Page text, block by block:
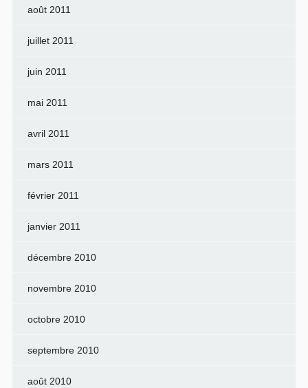
août 2011
juillet 2011
juin 2011
mai 2011
avril 2011
mars 2011
février 2011
janvier 2011
décembre 2010
novembre 2010
octobre 2010
septembre 2010
août 2010